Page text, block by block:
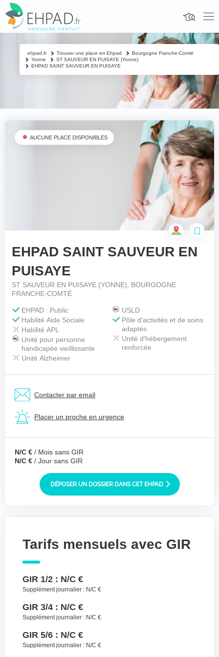
Fermer
Contacter un proche
Nom & prénom du résident à contacter *
Votre téléphone
Votre message
dessin, photo ..)
Déposer les
fichiers ici ou
Sélectionnez
des fichiers
J'accepte les CGU (https://www.preprod-
ENVOYER
AUCUNE PLACE DISPONIBLES
EHPAD SAINT SAUVEUR EN
PUISAYE
ST SAUVEUR EN PUISAYE (YONNE), BOURGOGNE
FRANCHE-COMTÉ
EHPAD : Public
Habilité Aide Sociale
Habilité APL
Unité pour personne
handicapée vieillissante
Unité Alzheimer
USLD
Pôle d'activités et de soins
adaptés
Unité d'hébergement
renforcée
Contacter par email
Placer un proche en urgence
N/C € / Mois sans GIR
N/C € / Jour sans GIR
DÉPOSER UN DOSSIER DANS CET EHPAD
Tarifs mensuels avec GIR
GIR 1/2 : N/C €
Supplément journalier : N/C €
GIR 3/4 : N/C €
Supplément journalier : N/C €
GIR 5/6 : N/C €
Supplément journalier : N/C €
ehpad.fr Trouver une place en Ehpad
Bourgogne Franche-Comté
Yonne
ST SAUVEUR EN PUISAYE (Yonne)
EHPAD SAINT SAUVEUR EN PUISAYE